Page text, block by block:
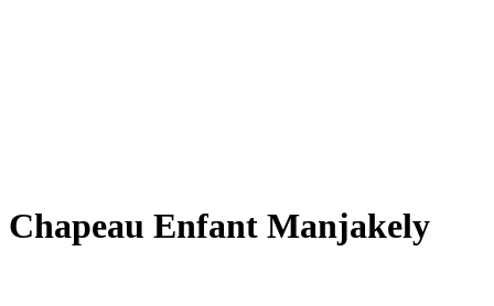
Chapeau Enfant Manjakely